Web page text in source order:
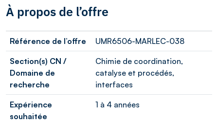
À propos de l’offre
Référence de l’offre UMR6506-MARLEC-038
Section(s) CN /
Domaine de
recherche
Chimie de coordination,
catalyse et procédés,
interfaces
Expérience
souhaitée
1 à 4 années